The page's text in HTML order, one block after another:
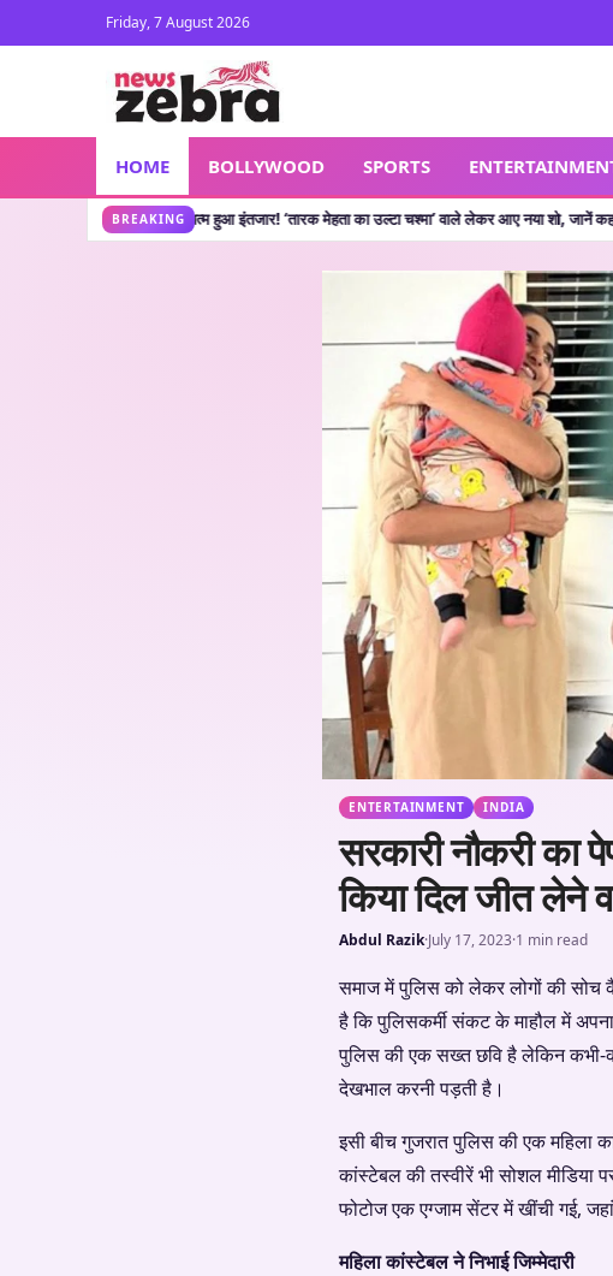
Friday, 7 August 2026
HOME BOLLYWOOD SPORTS
BREAKING
Show: खत्म हुआ इंतजार! ‘तारक मेहता का उल्टा चश्मा’ वाले लेकर आए नया शो, जानें कहां देख सकते हैं•🔥
ENTERTAINMENT INDIA
सरकारी नौकरी का
किया दिल जीत लेने
Abdul Razik·July 17, 2023·1 min read
समाज में पुलिस को लेकर लोगों की सोच
है कि पुलिसकर्मी संकट के माहौल में
पुलिस की एक सख्त छवि है लेकिन कभी-
देखभाल करनी पड़ती है।
इसी बीच गुजरात पुलिस की एक महिला
कांस्टेबल की तस्वीरें भी सोशल मीडिया
फोटोज एक एग्जाम सेंटर में खींची गई,
महिला कांस्टेबल ने निभाई जिम्मेदारी